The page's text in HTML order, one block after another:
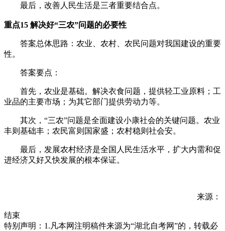
最后，改善人民生活是三者重要结合点。
重点15 解决好“三农”问题的必要性
答案总体思路：农业、农村、农民问题对我国建设的重要
性。
答案要点：
首先，农业是基础。解决衣食问题，提供轻工业原料；工
业品的主要市场；为其它部门提供劳动力等。
其次，“三农”问题是全面建设小康社会的关键问题。农业
丰则基础丰；农民富则国家盛；农村稳则社会安。
最后，发展农村经济是全国人民生活水平，扩大内需和促
进经济又好又快发展的根本保证。
来源：
结束
特别声明：1.凡本网注明稿件来源为“湖北自考网”的，转载必